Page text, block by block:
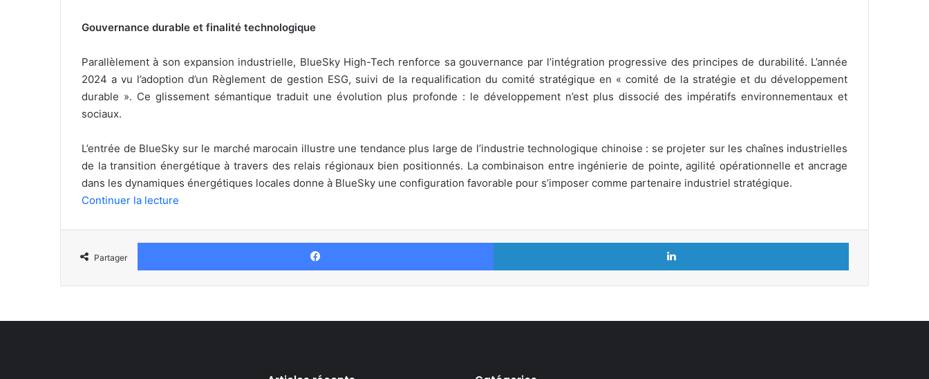
Gouvernance durable et finalité technologique
Parallèlement à son expansion industrielle, BlueSky High-Tech renforce sa gouvernance par l’intégration progressive des principes de durabilité. L’année
2024 a vu l’adoption d’un Règlement de gestion ESG, suivi de la requalification du comité stratégique en « comité de la stratégie et du développement
durable ». Ce glissement sémantique traduit une évolution plus profonde : le développement n’est plus dissocié des impératifs environnementaux et
sociaux.
L’entrée de BlueSky sur le marché marocain illustre une tendance plus large de l’industrie technologique chinoise : se projeter sur les chaînes industrielles
de la transition énergétique à travers des relais régionaux bien positionnés. La combinaison entre ingénierie de pointe, agilité opérationnelle et ancrage
dans les dynamiques énergétiques locales donne à BlueSky une configuration favorable pour s’imposer comme partenaire industriel stratégique.
Continuer la lecture
Partager
Facebook Linkedin